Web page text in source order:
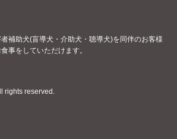
補助犬(盲導犬・介助犬・聴導犬)を同伴のお客様
事をしていただけます。
rights reserved.